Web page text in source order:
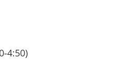
4:50)